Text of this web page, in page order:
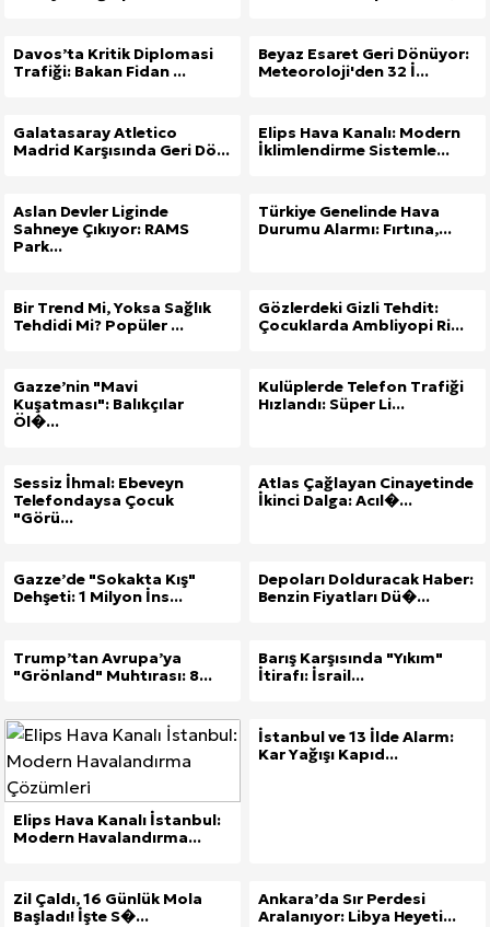
Davos’ta Kritik Diplomasi
Trafiği: Bakan Fidan ...
Beyaz Esaret Geri Dönüyor:
Meteoroloji'den 32 İ...
Galatasaray Atletico
Madrid Karşısında Geri Dö...
Elips Hava Kanalı: Modern
İklimlendirme Sistemle...
Aslan Devler Liginde
Sahneye Çıkıyor: RAMS
Park...
Türkiye Genelinde Hava
Durumu Alarmı: Fırtına,...
Bir Trend Mi, Yoksa Sağlık
Tehdidi Mi? Popüler ...
Gözlerdeki Gizli Tehdit:
Çocuklarda Ambliyopi Ri...
Gazze’nin "Mavi
Kuşatması": Balıkçılar
Öl�...
Kulüplerde Telefon Trafiği
Hızlandı: Süper Li...
Sessiz İhmal: Ebeveyn
Telefondaysa Çocuk
"Görü...
Atlas Çağlayan Cinayetinde
İkinci Dalga: Acıl�...
Gazze’de "Sokakta Kış"
Dehşeti: 1 Milyon İns...
Depoları Dolduracak Haber:
Benzin Fiyatları Dü�...
Trump’tan Avrupa’ya
"Grönland" Muhtırası: 8...
Barış Karşısında "Yıkım"
İtirafı: İsrail...
Elips Hava Kanalı İstanbul:
Modern Havalandırma...
İstanbul ve 13 İlde Alarm:
Kar Yağışı Kapıd...
Zil Çaldı, 16 Günlük Mola
Başladı! İşte S�...
Ankara’da Sır Perdesi
Aralanıyor: Libya Heyeti...